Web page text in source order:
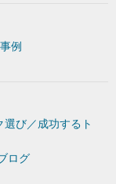
例
び／成功するト
ログ